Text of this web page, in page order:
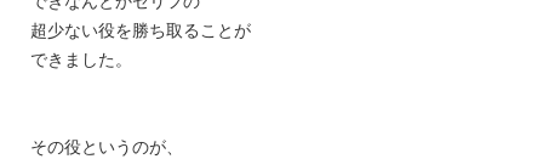
超少ない役を勝ち取ることが
できました。
その役というのが、